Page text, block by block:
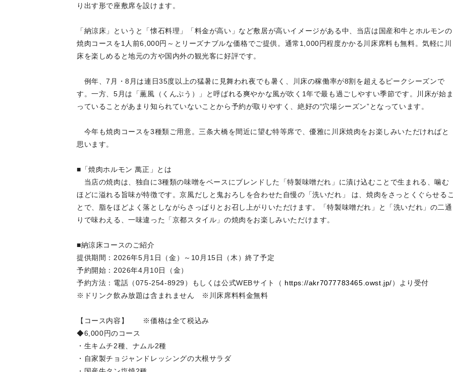
り出す形で座敷席を設けます。
「納涼床」というと「懐石料理」「料金が高い」など敷居が高いイメージがある中、当店は国産和牛とホルモンの
焼肉コースを1人前6,000円～とリーズナブルな価格でご提供。通常1,000円程度かかる川床席料も無料。気軽に川
床を楽しめると地元の方や国内外の観光客に好評です。
例年、7月・8月は連日35度以上の猛暑に見舞われ夜でも暑く、川床の稼働率が8割を超えるピークシーズンで
す。一方、5月は「薫風（くんぷう）」と呼ばれる爽やかな風が吹く1年で最も過ごしやすい季節です。川床が始ま
っていることがあまり知られていないことから予約が取りやすく、絶好の“穴場シーズン”となっています。
今年も焼肉コースを3種類ご用意。三条大橋を間近に望む特等席で、優雅に川床焼肉をお楽しみいただければと
思います。
■「焼肉ホルモン 萬正」とは
当店の焼肉は、独自に3種類の味噌をベースにブレンドした「特製味噌だれ」に漬け込むことで生まれる、噛む
ほどに溢れる旨味が特徴です。京風だしと⿁おろしを合わせた自慢の「洗いだれ」 は、焼肉をさっとくぐらせるこ
とで、脂をほどよく落としながらさっぱりとお召し上がりいただけます。「特製味噌だれ」と「洗いだれ」の二通
りで味わえる、一味違った「京都スタイル」の焼肉をお楽しみいただけます。
■納涼床コースのご紹介
提供期間：2026年5月1日（金）～10月15日（木）終了予定
予約開始：2026年4月10日（金）
予約方法：電話（075-254-8929）もしくは公式WEBサイト（ https://akr7077783465.owst.jp/）より受付
※ドリンク飲み放題は含まれません ※川床席料料金無料
【コース内容】 ※価格は全て税込み
◆6,000円のコース
・生キムチ2種、ナムル2種
・自家製チョジャンドレッシングの大根サラダ